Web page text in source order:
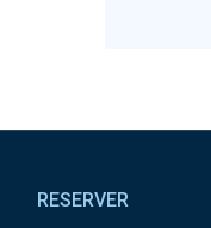
RESERVER